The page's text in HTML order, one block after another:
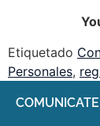
Etiquetado
Personales,